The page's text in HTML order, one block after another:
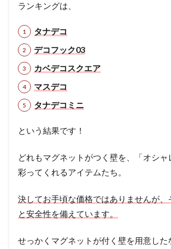
ランキングは、
タナデコ
デコフック03
カベデコスクエア
マスデコ
タナデコミニ
という結果です！
どれもマグネットがつく壁を、「オシャ
彩ってくれるアイテムたち。
決してお手頃な価格ではありませんが
と安全性を備えています。
せっかくマグネットが付く壁を用意した